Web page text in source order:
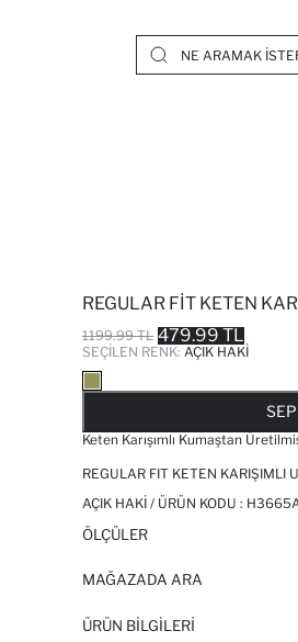
REGULAR FIT KETEN
1199.99 TL 479.99 TL
SEÇILEN RENK: AÇIK HAKI
Keten Karışımlı Kumaştan
REGULAR FIT KETEN KARIŞIMLI
AÇIK HAKI / ÜRÜN KODU :
ÖLÇÜLER
MAĞAZADA ARA
ÜRÜN BILGILERI